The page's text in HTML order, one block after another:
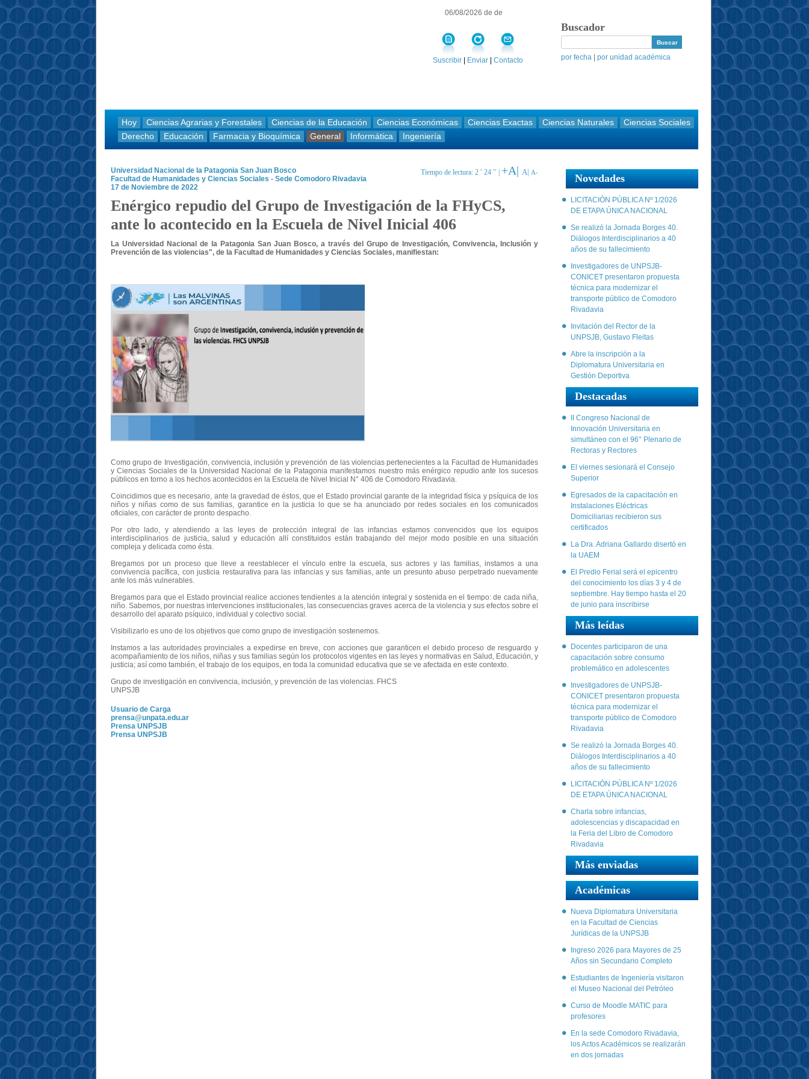
06/08/2026 de de
Suscribir Enviar Contacto
Buscador
por fecha por unidad académica
Hoy Ciencias Agrarias y Forestales Ciencias de la Educación Ciencias Económicas Ciencias Exactas Ciencias Naturales
Ciencias Sociales
Derecho
Educación Farmacia y Bioquímica General Informática Ingeniería
Tiempo de lectura: 2 ′ 24 ′′ | +A| A| A-
Universidad Nacional de la Patagonia San Juan Bosco
Facultad de Humanidades y Ciencias Sociales - Sede Comodoro Rivadavia
17 de Noviembre de 2022
Enérgico repudio del Grupo de Investigación de la FHyCS,
ante lo acontecido en la Escuela de Nivel Inicial 406
La Universidad Nacional de la Patagonia San Juan Bosco, a través del Grupo de Investigación, Convivencia, Inclusión y
Prevención de las violencias", de la Facultad de Humanidades y Ciencias Sociales, manifiestan:
Como grupo de Investigación, convivencia, inclusión y prevención de las violencias pertenecientes a la Facultad de Humanidades
y Ciencias Sociales de la Universidad Nacional de la Patagonia manifestamos nuestro más enérgico repudio ante los sucesos
públicos en torno a los hechos acontecidos en la Escuela de Nivel Inicial N° 406 de Comodoro Rivadavia.
Coincidimos que es necesario, ante la gravedad de éstos, que el Estado provincial garante de la integridad física y psíquica de los
niños y niñas como de sus familias, garantice en la justicia lo que se ha anunciado por redes sociales en los comunicados
oficiales, con carácter de pronto despacho.
Por otro lado, y atendiendo a las leyes de protección integral de las infancias estamos convencidos que los equipos
interdisciplinarios de justicia, salud y educación allí constituidos están trabajando del mejor modo posible en una situación
compleja y delicada como ésta.
Bregamos por un proceso que lleve a reestablecer el vínculo entre la escuela, sus actores y las familias, instamos a una
convivencia pacífica, con justicia restaurativa para las infancias y sus familias, ante un presunto abuso perpetrado nuevamente
ante los más vulnerables.
Bregamos para que el Estado provincial realice acciones tendientes a la atención integral y sostenida en el tiempo: de cada niña,
niño. Sabemos, por nuestras intervenciones institucionales, las consecuencias graves acerca de la violencia y sus efectos sobre el
desarrollo del aparato psíquico, individual y colectivo social.
Visibilizarlo es uno de los objetivos que como grupo de investigación sostenemos.
Instamos a las autoridades provinciales a expedirse en breve, con acciones que garanticen el debido proceso de resguardo y
acompañamiento de los niños, niñas y sus familias según los protocolos vigentes en las leyes y normativas en Salud, Educación, y
justicia; así como también, el trabajo de los equipos, en toda la comunidad educativa que se ve afectada en este contexto.
Grupo de investigación en convivencia, inclusión, y prevención de las violencias. FHCS
UNPSJB
Usuario de Carga
prensa@unpata.edu.ar
Prensa UNPSJB
Prensa UNPSJB
Novedades
LICITACIÓN PÚBLICA Nº 1/2026
DE ETAPA ÚNICA NACIONAL
Se realizó la Jornada Borges 40.
Diálogos Interdisciplinarios a 40
años de su fallecimiento
Investigadores de UNPSJB-
CONICET presentaron propuesta
técnica para modernizar el
transporte público de Comodoro
Rivadavia
Invitación del Rector de la
UNPSJB, Gustavo Fleitas
Abre la inscripción a la
Diplomatura Universitaria en
Gestión Deportiva
Destacadas
II Congreso Nacional de
Innovación Universitaria en
simultáneo con el 96° Plenario de
Rectoras y Rectores
El viernes sesionará el Consejo
Superior
Egresados de la capacitación en
Instalaciones Eléctricas
Domiciliarias recibieron sus
certificados
La Dra. Adriana Gallardo disertó en
la UAEM
El Predio Ferial será el epicentro
del conocimiento los días 3 y 4 de
septiembre. Hay tiempo hasta el 20
de junio para inscribirse
Más leídas
Docentes participaron de una
capacitación sobre consumo
problemático en adolescentes
Investigadores de UNPSJB-
CONICET presentaron propuesta
técnica para modernizar el
transporte público de Comodoro
Rivadavia
Se realizó la Jornada Borges 40.
Diálogos Interdisciplinarios a 40
años de su fallecimiento
LICITACIÓN PÚBLICA Nº 1/2026
DE ETAPA ÚNICA NACIONAL
Charla sobre infancias,
adolescencias y discapacidad en
la Feria del Libro de Comodoro
Rivadavia
Más enviadas
Académicas
Nueva Diplomatura Universitaria
en la Facultad de Ciencias
Jurídicas de la UNPSJB
Ingreso 2026 para Mayores de 25
Años sin Secundario Completo
Estudiantes de Ingeniería visitaron
el Museo Nacional del Petróleo
Curso de Moodle MATIC para
profesores
En la sede Comodoro Rivadavia,
los Actos Académicos se realizarán
en dos jornadas